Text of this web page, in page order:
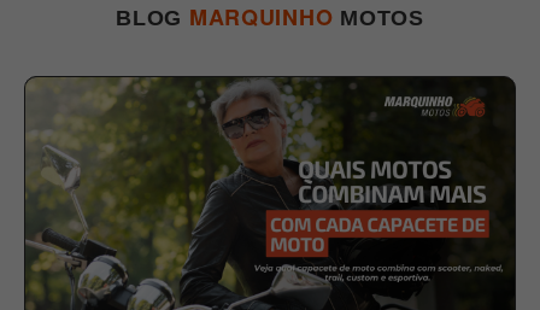
BLOG MARQUINHO MOTOS